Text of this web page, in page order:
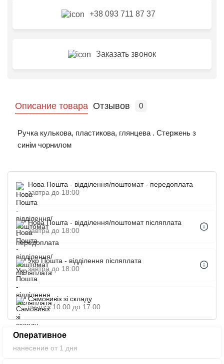
+38 093 711 87 37
Заказать звонок
Описание товара Отзывов 0
Ручка кулькова, пластикова, глянцева . Стержень з
синім чорнилом
Нова Пошта - відділення/поштомат - передоплата
завтра до 18:00
Нова Пошта - відділення/поштомат післяплата
завтра до 18:00
Укр Пошта - відділення післяплата
завтра до 18:00
Самовивіз зі складу
пн-пт з 10.00 до 17.00
Оперативное
нанесение от 1 дня